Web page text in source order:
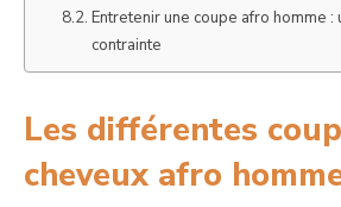
Entretenir une coupe afro homme :
contrainte
Les différentes
cheveux afro